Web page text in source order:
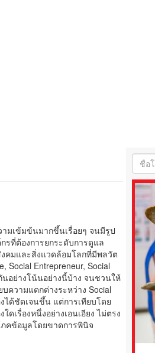
มเข้มข้นมากขึ้นเรื่อยๆ จนมีรูป
รที่ต้องการยกระดับการดูแล
คมและสิ่งแวดล้อมโลกที่มีพลวัต
Social Entrepreneur, Social
นอย่างโน้นอย่างนี้บ้าง จนชวนให้
ความแตกต่างระหว่าง Social
งได้ชัดเจนขึ้น แต่การเทียบโดย
ดเรื่องหนึ่งอย่างเอนเอียง ไม่ตรง
คข้อมูลโดยขาดการพินิจ